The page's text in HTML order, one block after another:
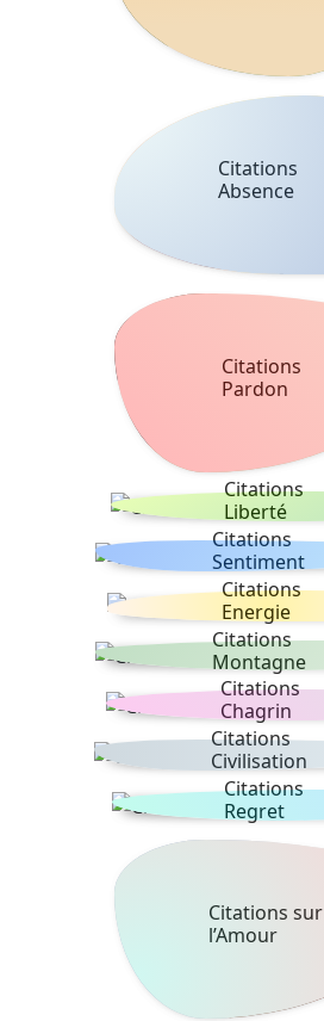
Citations
Absence
Citations
Pardon
Citations
Liberté
Citations
Sentiment
Citations
Energie
Citations
Montagne
Citations
Chagrin
Citations
Civilisation
Citations
Regret
Citations sur
l’Amour